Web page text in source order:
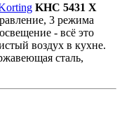
KHC 5431 X
3 режима
- всё это
воздух в кухне.
сталь,